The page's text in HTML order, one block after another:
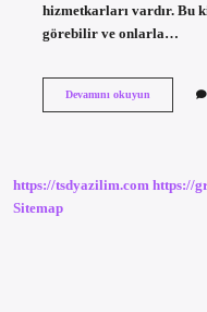
hizmetkarları vardır. Bu
görebilir ve onlarla…
Devamını okuyunGönül
https://tsdyazilim.com https://
Sitemap